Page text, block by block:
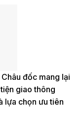
đốc mang lại
giao thông
lựa chọn ưu tiên